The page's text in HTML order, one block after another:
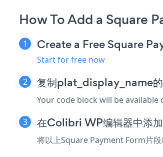
How To Add a Square
Create a Free Square
Start for free now
复制plat_display_name
Your code block will be
在Colibri WP编辑器中添
将以上Square Payment Form片